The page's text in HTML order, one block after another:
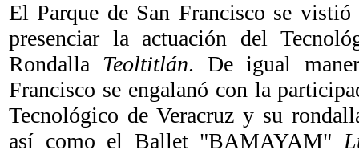
El Parque de San Francisco se
presenciar la actuación del
Rondalla Teoltitlán. De igual
Francisco se engalanó con la
Tecnológico de Veracruz y su
así como el Ballet "BAMAYAM"